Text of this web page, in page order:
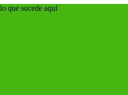
que sucede aquí